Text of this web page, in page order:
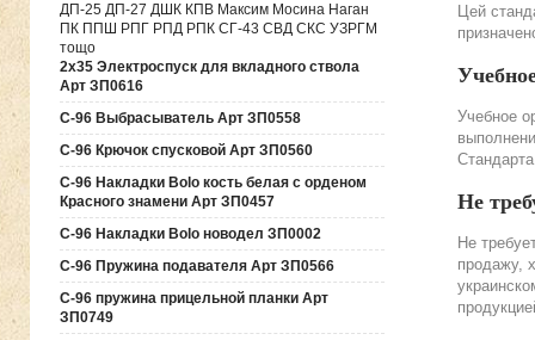
ДП-25 ДП-27 ДШК КПВ Максим Мосина Наган
ПК ППШ РПГ РПД РПК СГ-43 СВД CКС УЗРГМ
тощо
2х35 Электроспуск для вкладного ствола
Арт ЗП0616
C-96 Выбрасыватель Арт ЗП0558
C-96 Крючок спусковой Арт ЗП0560
C-96 Накладки Bolo кость белая с орденом
Красного знамени Арт ЗП0457
C-96 Накладки Bolo новодел ЗП0002
C-96 Пружина подавателя Арт ЗП0566
C-96 пружина прицельной планки Арт
ЗП0749
Цей
Учебное
Не
Не
продажу,